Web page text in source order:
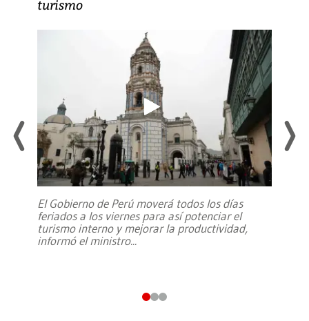
turismo
El Gobierno de Perú moverá todos los días
feriados a los viernes para así potenciar el
turismo interno y mejorar la productividad,
informó el ministro...